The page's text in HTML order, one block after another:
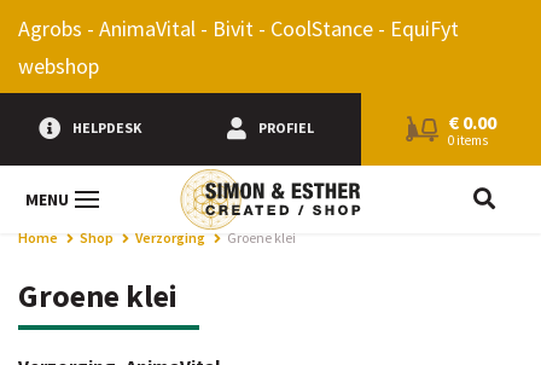
0.00
HELPDESK PROFIEL € 0.00
0 items
MENU
Agrobs - AnimaVital - Bivit - CoolStance - EquiFyt
webshop
Home Shop Verzorging Groene klei
Groene klei